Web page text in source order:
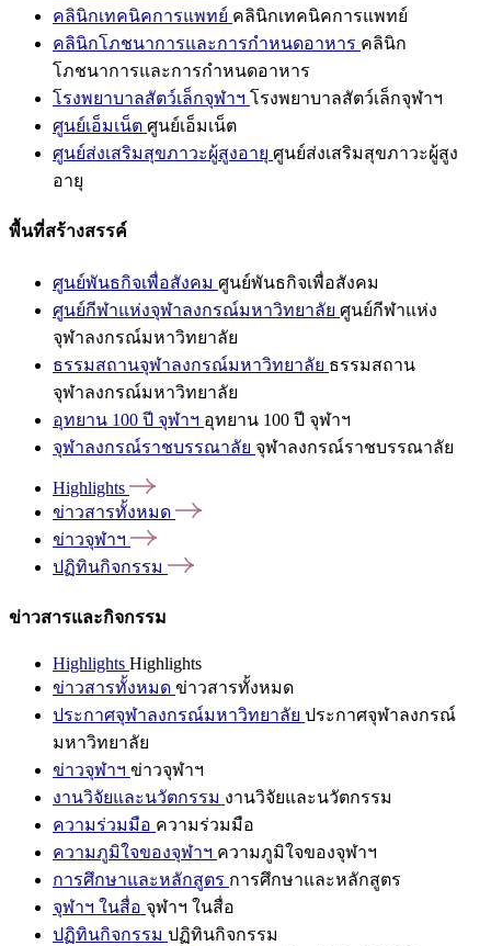
คลินิกเทคนิคการแพทย์ คลินิกเทคนิคการแพทย์
คลินิกโภชนาการและการกำหนดอาหาร คลินิก
โภชนาการและการกำหนดอาหาร
โรงพยาบาลสัตว์เล็กจุฬาฯ โรงพยาบาลสัตว์เล็กจุฬาฯ
ศูนย์เอ็มเน็ต ศูนย์เอ็มเน็ต
ศูนย์ส่งเสริมสุขภาวะผู้สูงอายุ ศูนย์ส่งเสริมสุขภาวะผู้สูง
อายุ
พื้นที่สร้างสรรค์
ศูนย์พันธกิจเพื่อสังคม ศูนย์พันธกิจเพื่อสังคม
ศูนย์กีฬาแห่งจุฬาลงกรณ์มหาวิทยาลัย ศูนย์กีฬาแห่ง
จุฬาลงกรณ์มหาวิทยาลัย
ธรรมสถานจุฬาลงกรณ์มหาวิทยาลัย ธรรมสถาน
จุฬาลงกรณ์มหาวิทยาลัย
อุทยาน 100 ปี จุฬาฯ อุทยาน 100 ปี จุฬาฯ
จุฬาลงกรณ์ราชบรรณาลัย จุฬาลงกรณ์ราชบรรณาลัย
Highlights
ข่าวสารทั้งหมด
ข่าวจุฬาฯ
ปฏิทินกิจกรรม
ข่าวสารและกิจกรรม
Highlights Highlights
ข่าวสารทั้งหมด ข่าวสารทั้งหมด
ประกาศจุฬาลงกรณ์มหาวิทยาลัย ประกาศจุฬาลงกรณ์
มหาวิทยาลัย
ข่าวจุฬาฯ ข่าวจุฬาฯ
งานวิจัยและนวัตกรรม งานวิจัยและนวัตกรรม
ความร่วมมือ ความร่วมมือ
ความภูมิใจของจุฬาฯ ความภูมิใจของจุฬาฯ
การศึกษาและหลักสูตร การศึกษาและหลักสูตร
จุฬาฯ ในสื่อ จุฬาฯ ในสื่อ
ปฏิทินกิจกรรม ปฏิทินกิจกรรม